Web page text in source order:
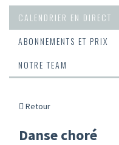
CALENDRIER EN DIRECT
ABONNEMENTS ET PRIX
NOTRE TEAM
Retour
Danse choré